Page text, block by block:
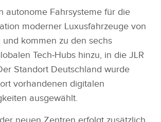
autonome Fahrsysteme für die
moderner Luxusfahrzeuge von
und kommen zu den sechs
Tech‑Hubs hinzu, in die JLR
Standort Deutschland wurde
vorhandenen digitalen
ausgewählt.